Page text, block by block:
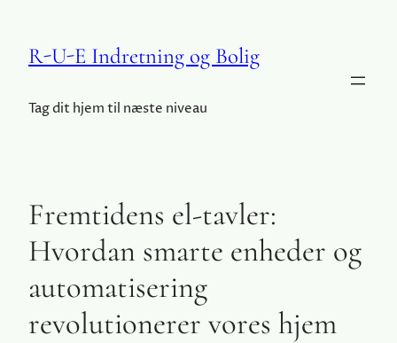
R-U-E Indretning og Bolig
Tag dit hjem til næste niveau
Fremtidens el-tavler:
Hvordan smarte enheder og
automatisering
revolutionerer vores hjem